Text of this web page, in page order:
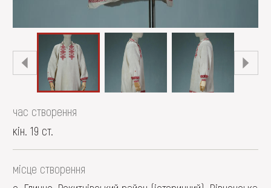
час створення
кін. 19 ст.
місце створення